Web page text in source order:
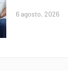
6 agosto, 2026